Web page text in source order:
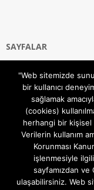
SAYFALAR
Gizlilik ve Çerezler
Hakkımızda
İletişim Kanalları
MODEM KURULUM
TEKNİK DESTEK
TELEVİZYON
"Web sitemizde
bir kullanıcı
sağlamak
(cookies)
herhangi bir
Verilerin kullanım
Korunması
işlenmesiyle
sayfamızdan ve
ulaşabilirsiniz. Web